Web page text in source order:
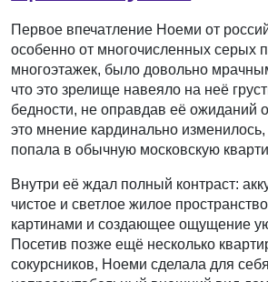
Первое впечатление Ноеми от
особенно от многочисленных серых
многоэтажек, было довольно
что это зрелище навеяло на неё
бедности, не оправдав её ожиданий
это мнение кардинально
попала в обычную московскую
Внутри её ждал полный контраст:
чистое и светлое жилое
картинами и создающее ощущение
Посетив позже ещё несколько
сокурсников, Ноеми сделала для